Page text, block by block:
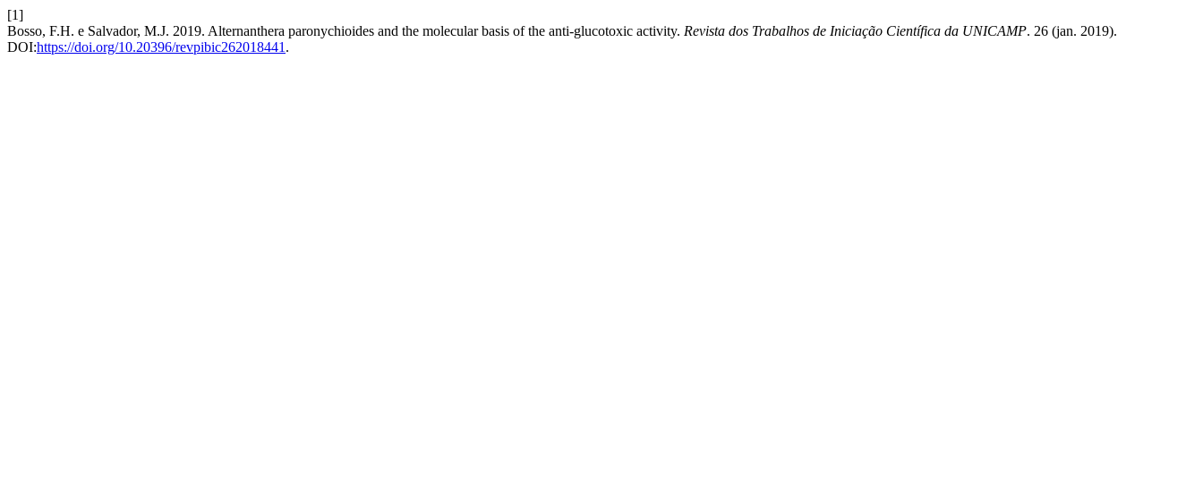
[1]
Bosso, F.H. e Salvador, M.J. 2019. Alternanthera paronychioides and the molecular basis of the anti-glucotoxic activity. Revista dos Trabalhos de Iniciação Científica da UNICAMP. 26 (jan. 2019).
DOI:https://doi.org/10.20396/revpibic262018441 .